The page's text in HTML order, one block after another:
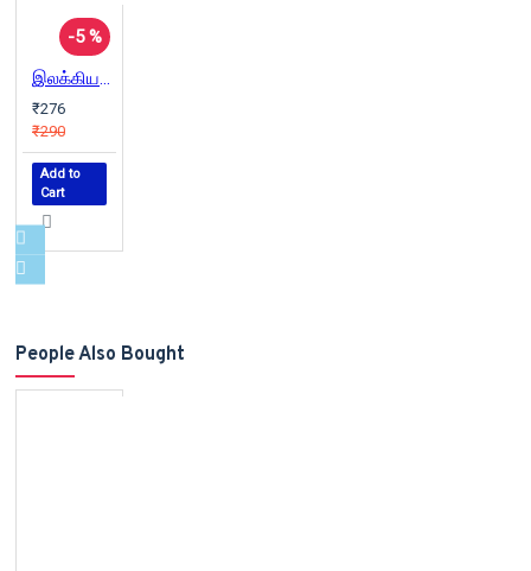
-5 %
இலக்கியச் சொல்லகராதி - அகராதி
₹276
₹290
Add to
Cart
People Also Bought